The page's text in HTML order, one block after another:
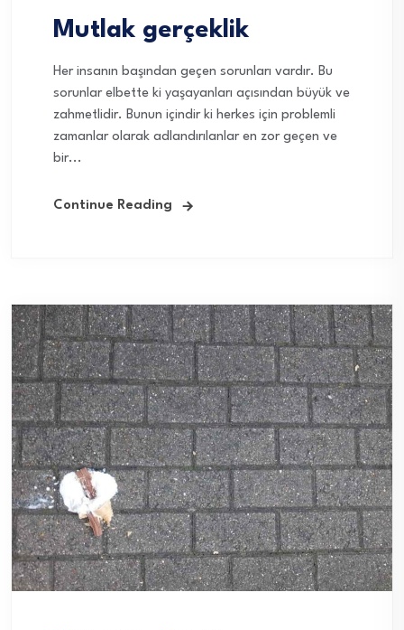
Mutlak gerçeklik
Her insanın başından geçen sorunları vardır. Bu
sorunlar elbette ki yaşayanları açısından büyük ve
zahmetlidir. Bunun içindir ki herkes için problemli
zamanlar olarak adlandırılanlar en zor geçen ve
bir...
Continue Reading